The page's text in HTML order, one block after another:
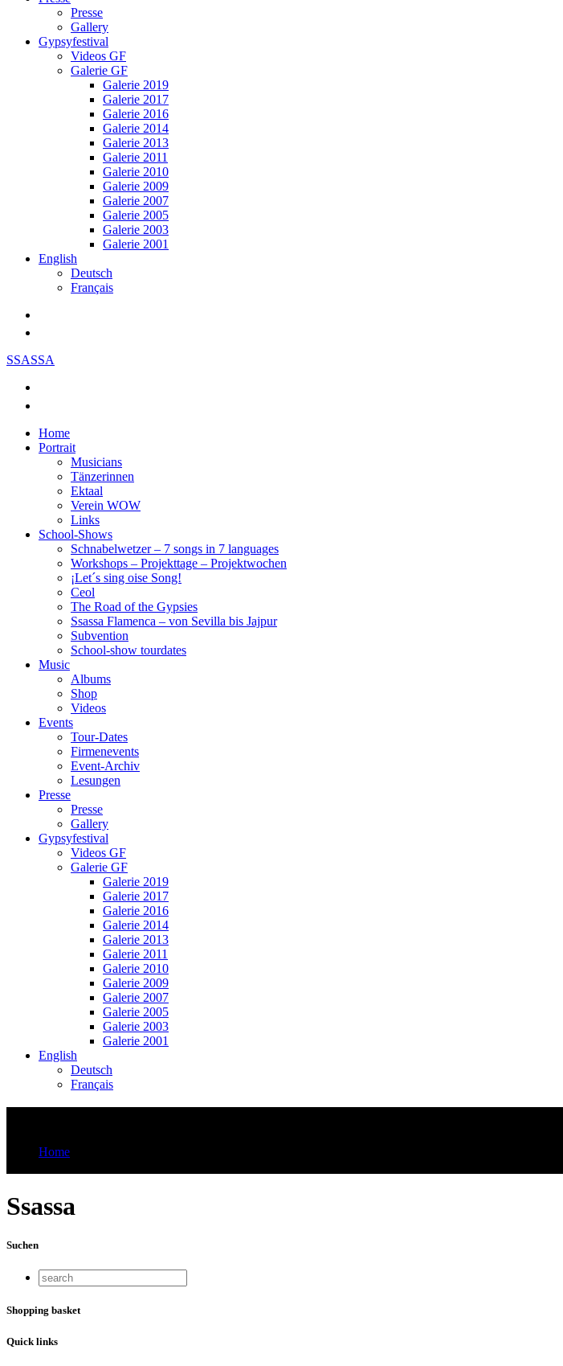
Presse
Gallery
Gypsyfestival
Videos GF
Galerie GF
Galerie 2019
Galerie 2017
Galerie 2016
Galerie 2014
Galerie 2013
Galerie 2011
Galerie 2010
Galerie 2009
Galerie 2007
Galerie 2005
Galerie 2003
Galerie 2001
English
Deutsch
Français
SSASSA
Home
Portrait
Musicians
Tänzerinnen
Ektaal
Verein WOW
Links
School-Shows
Schnabelwetzer – 7 songs in 7 languages
Workshops – Projekttage – Projektwochen
¡Let´s sing oise Song!
Ceol
The Road of the Gypsies
Ssassa Flamenca – von Sevilla bis Jajpur
Subvention
School-show tourdates
Music
Albums
Shop
Videos
Events
Tour-Dates
Firmenevents
Event-Archiv
Lesungen
Presse
Presse
Gallery
Gypsyfestival
Videos GF
Galerie GF
Galerie 2019
Galerie 2017
Galerie 2016
Galerie 2014
Galerie 2013
Galerie 2011
Galerie 2010
Galerie 2009
Galerie 2007
Galerie 2005
Galerie 2003
Galerie 2001
English
Deutsch
Français
Home
Ssassa
Suchen
Shopping basket
Quick links